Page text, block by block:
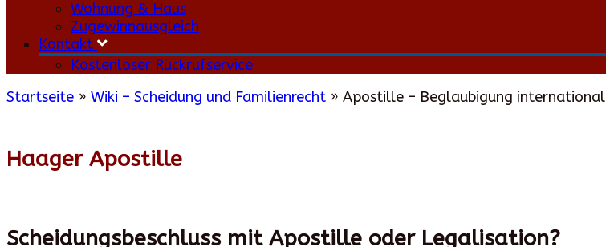
Wohnung & Haus
Zugewinnausgleich
Kontakt
Kostenloser Rückrufservice
Startseite » Wiki – Scheidung und Familienrecht » Apostille – Beglaubigung international
Haager Apostille
Scheidungsbeschluss mit Apostille oder Legalisation?